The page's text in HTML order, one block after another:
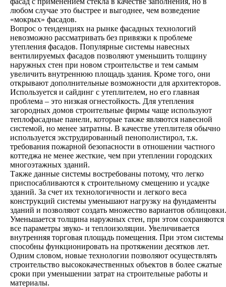
любом случае это быстрее и выгоднее, чем возведение
«мокрых» фасадов.
Вопрос о тенденциях на рынке фасадных технологий
невозможно рассматривать без привязки к проблеме
утепления фасадов. Популярные системы навесных
вентилируемых фасадов позволяют уменьшить толщину
наружных стен при новом строительстве и тем самым
увеличить внутреннюю площадь здания. Кроме того, они
открывают дополнительные возможности для архитекторов.
Используется и сайдинг с утеплителем, но его главная
проблема – это низкая огнестойкость. Для утепления
загородных домов строительные фирмы чаще используют
теплофасадные панели, которые также являются навесной
системой, но менее затратны. В качестве утеплителя обычно
используется экструдированный пенополистирол, т.к.
требования пожарной безопасности в отношении частного
коттеджа не менее жесткие, чем при утеплении городских
многоэтажных зданий.
Также данные системы востребованы потому, что легко
приспосабливаются к строительному смещению и усадке
зданий. За счет их технологичности и легкого веса
конструкций системы уменьшают нагрузку на фундаменты
зданий и позволяют создать множество вариантов облицовки.
Уменьшается толщина наружных стен, при этом сохраняются
все параметры звуко- и теплоизоляции. Увеличивается
внутренняя торговая площадь помещения. При этом системы
способны функционировать на протяжении десятков лет.
Одним словом, новые технологии позволяют осуществлять
строительство высококачественных объектов в более сжатые
сроки при уменьшении затрат на строительные работы и
материалы.